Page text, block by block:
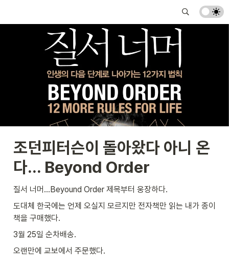
조던피터슨이 돌아왔다 아니 온
다... Beyond Order
질서 너머...Beyound Order 제목부터 웅장하다.
도대체 한국에는 언제 오실지 모르지만 전자책만 읽는 내가 종이
책을 구매했다.
3월 25일 순차배송.
오랜만에 교보에서 주문했다.